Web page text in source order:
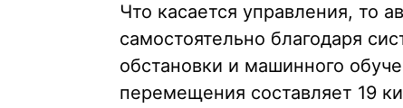
Что касается управления, то
самостоятельно благодаря
обстановки и машинного
перемещения составляет 19